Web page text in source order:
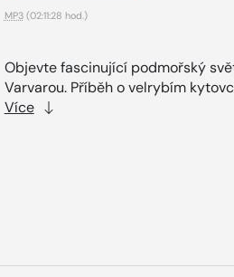
MP3(02:11:28 hod.)
Objevte fascinující podmořský
Varvarou. Příběh o velrybím
Více